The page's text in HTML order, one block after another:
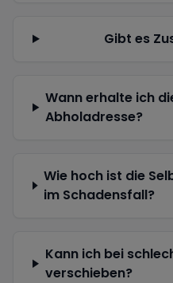
Gibt es
Wann erhalte ich
Abholadresse?
Wie hoch ist die
im Schadensfall?
Kann ich bei
verschieben?